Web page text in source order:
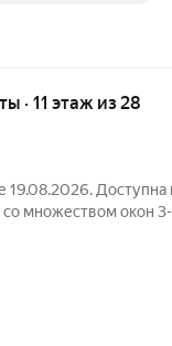
· 11 этаж из 28
19.08.2026. Доступна
множеством окон 3-
+ спальня+